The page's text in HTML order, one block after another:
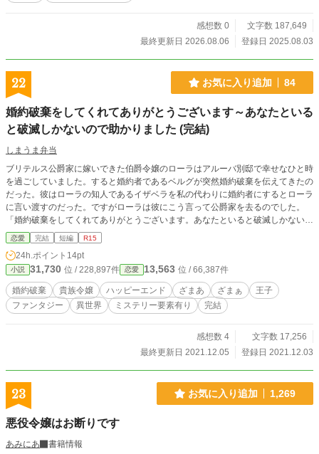
感想数 0
文字数 187,649
最終更新日 2026.08.06
登録日 2025.08.03
22 お気に入り追加 84
婚約破棄をしてくれてありがとうございます～あなたといる
と破滅しかないので助かりました (完結)
しまうま弁当
ブリテルス公爵家に嫁いできた伯爵令嬢のローラはアルーバ別邸で幸せなひと時
を過ごしていました。すると婚約者であるベルグが突然婚約破棄を伝えてきたの
だった。彼はローラの知人であるイザベラを私の代わりに婚約者にするとローラ
に言い渡すのだった。ですがローラは彼にこう言って公爵家を去るのでした。
「婚約破棄をしてくれてありがとうございます。あなたといると破滅しかないの
で助かりました。」と。実はローラは婚約破棄されてむしろ安心していたのだっ
た。それはローラがベルグがすでに取り返しのつかない事をしている事をすでに
知っていたからだった。
恋愛 完結 短編 R15
24h.ポイント 14pt
小説 31,730 位 / 228,897件 恋愛 13,563 位 / 66,387件
婚約破棄 貴族令嬢 ハッピーエンド ざまあ ざまぁ
王子
ファンタジー
異世界 ミステリー要素有り 完結
感想数 4
文字数 17,256
最終更新日 2021.12.05
登録日 2021.12.03
23 お気に入り追加 1,269
悪役令嬢はお断りです
あみにあ 書籍情報